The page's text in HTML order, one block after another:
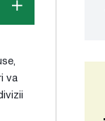
va